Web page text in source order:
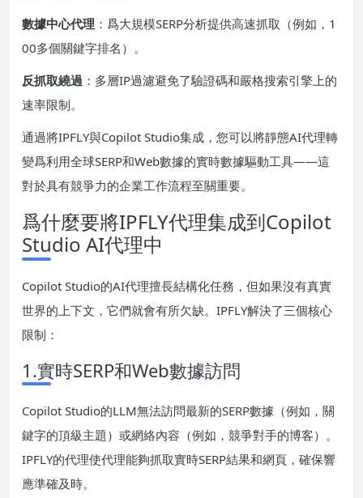
數據中心代理 ：爲大規模SERP分析提供高速抓取（例如，1
00多個關鍵字排名）。
反抓取繞過 ：多層IP過濾避免了驗證碼和嚴格搜索引擎上的
速率限制。
通過將IPFLY與Copilot Studio集成，您可以將靜態AI代理轉
變爲利用全球SERP和Web數據的實時數據驅動工具——這
對於具有競爭力的企業工作流程至關重要。
爲什麼要將IPFLY代理集成到Copilot
Studio AI代理中
Copilot Studio的AI代理擅長結構化任務，但如果沒有真實
世界的上下文，它們就會有所欠缺。IPFLY解決了三個核心
限制：
1.實時SERP和Web數據訪問
Copilot Studio的LLM無法訪問最新的SERP數據（例如，關
鍵字的頂級主題）或網絡內容（例如，競爭對手的博客）。
IPFLY的代理使代理能夠抓取實時SERP結果和網頁，確保響
應準確及時。